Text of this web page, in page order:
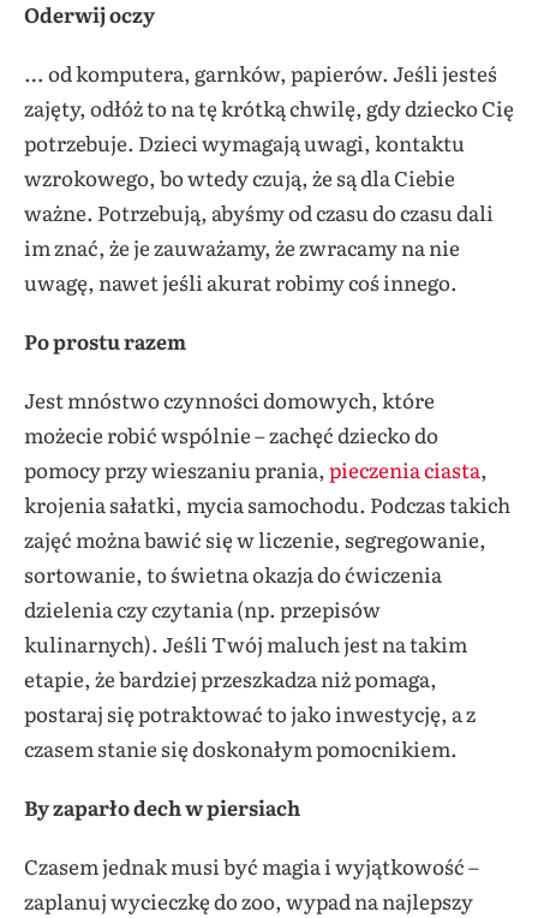
Oderwij oczy
… od komputera, garnków, papierów. Jeśli jesteś
zajęty, odłóż to na tę krótką chwilę, gdy dziecko Cię
potrzebuje. Dzieci wymagają uwagi, kontaktu
wzrokowego, bo wtedy czują, że są dla Ciebie
ważne. Potrzebują, abyśmy od czasu do czasu dali
im znać, że je zauważamy, że zwracamy na nie
uwagę, nawet jeśli akurat robimy coś innego.
Po prostu razem
Jest mnóstwo czynności domowych, które
możecie robić wspólnie – zachęć dziecko do
pomocy przy wieszaniu prania,pieczenia ciasta,
krojenia sałatki, mycia samochodu. Podczas takich
zajęć można bawić się w liczenie, segregowanie,
sortowanie, to świetna okazja do ćwiczenia
dzielenia czy czytania (np. przepisów
kulinarnych). Jeśli Twój maluch jest na takim
etapie, że bardziej przeszkadza niż pomaga,
postaraj się potraktować to jako inwestycję, a z
czasem stanie się doskonałym pomocnikiem.
By zaparło dech w piersiach
Czasem jednak musi być magia i wyjątkowość –
zaplanuj wycieczkę do zoo, wypad na najlepszy